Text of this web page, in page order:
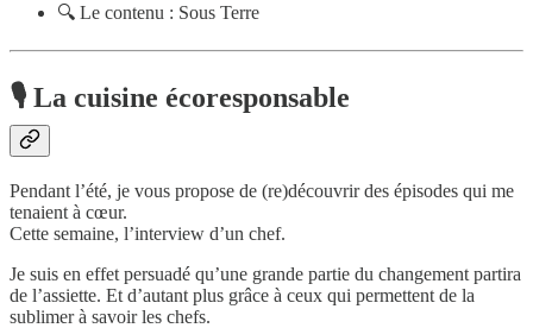
🔍 Le contenu : Sous Terre
🎙 La cuisine écoresponsable
Pendant l’été, je vous propose de (re)découvrir des épisodes qui me
tenaient à cœur.
Cette semaine, l’interview d’un chef.
Je suis en effet persuadé qu’une grande partie du changement partira
de l’assiette. Et d’autant plus grâce à ceux qui permettent de la
sublimer à savoir les chefs.